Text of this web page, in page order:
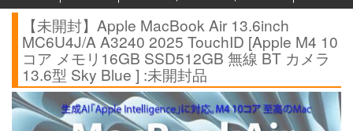
【未開封】Apple MacBook Air 13.6inch
MC6U4J/A A3240 2025 TouchID [Apple M4 10
コア メモリ16GB SSD512GB 無線 BT カメラ
13.6型 Sky Blue ] :未開封品